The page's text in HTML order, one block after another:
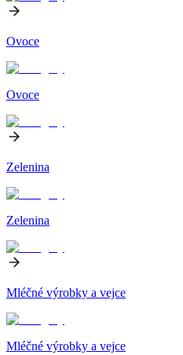
Ovoce
Ovoce
Zelenina
Zelenina
Mléčné výrobky a vejce
Mléčné výrobky a vejce